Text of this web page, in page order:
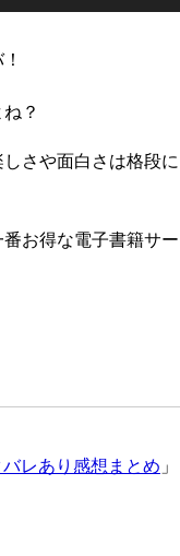
？
さや面白さは格段に
お得な電子書籍サー
レあり感想まとめ 」